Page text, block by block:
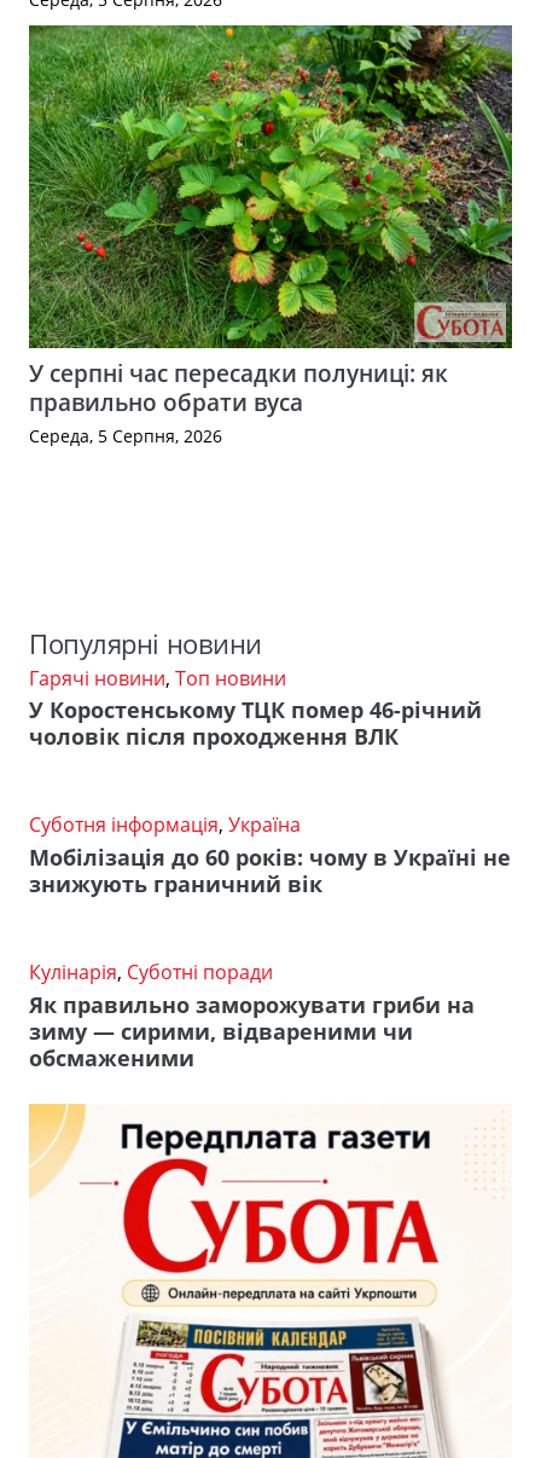
У серпні час пересадки полуниці: як
правильно обрати вуса
Середа, 5 Серпня, 2026
Популярні новини
Гарячі новини, Топ новини
У Коростенському ТЦК помер 46-річний
чоловік після проходження ВЛК
Суботня інформація, Україна
Мобілізація до 60 років: чому в Україні не
знижують граничний вік
Кулінарія, Суботні поради
Як правильно заморожувати гриби на
зиму — сирими, відвареними чи
обсмаженими